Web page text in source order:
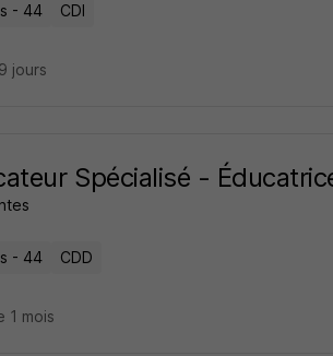
- 44 CDI
jours
Spécialisé -
- 44 CDD
1 mois